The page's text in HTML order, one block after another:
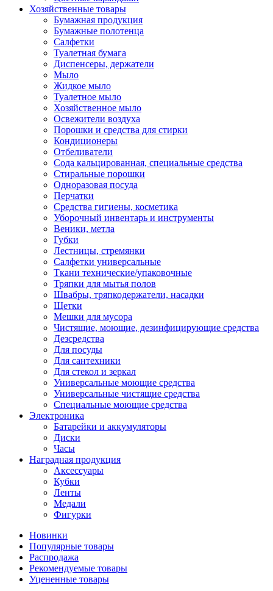
Хозяйственные товары
Бумажная продукция
Бумажные полотенца
Салфетки
Туалетная бумага
Диспенсеры, держатели
Мыло
Жидкое мыло
Туалетное мыло
Хозяйственное мыло
Освежители воздуха
Порошки и средства для стирки
Кондиционеры
Отбеливатели
Сода кальцированная, специальные средства
Стиральные порошки
Одноразовая посуда
Перчатки
Средства гигиены, косметика
Уборочный инвентарь и инструменты
Веники, метла
Губки
Лестницы, стремянки
Салфетки универсальные
Ткани технические/упаковочные
Тряпки для мытья полов
Швабры, тряпкодержатели, насадки
Щетки
Мешки для мусора
Чистящие, моющие, дезинфицирующие средства
Дезсредства
Для посуды
Для сантехники
Для стекол и зеркал
Универсальные моющие средства
Универсальные чистящие средства
Специальные моющие средства
Электроника
Батарейки и аккумуляторы
Диски
Часы
Наградная продукция
Аксессуары
Кубки
Ленты
Медали
Фигурки
Новинки
Популярные товары
Распродажа
Рекомендуемые товары
Уцененные товары